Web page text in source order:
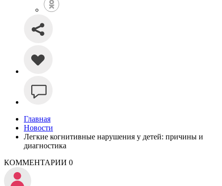
Главная
Новости
Легкие когнитивные нарушения у детей: причины и
диагностика
КОММЕНТАРИИ 0